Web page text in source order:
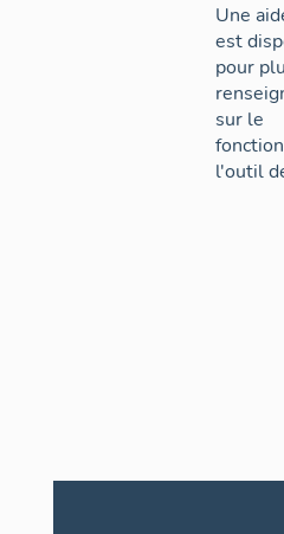
Une
est
pour
sur le
l'outil